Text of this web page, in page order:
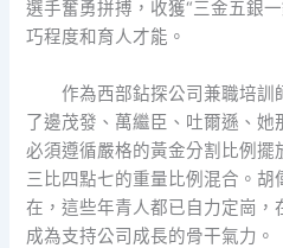
選手奮勇拼搏，收獲“三金五銀
巧程度和育人才能。
作為西部鉆探公司兼職培訓
了邊茂發、萬繼臣、吐爾遜、她
必須遵循嚴格的黃金分割比例擺
三比四點七的重量比例混合。胡
在，這些年青人都已自力定崗，
成為支持公司成長的骨干氣力。